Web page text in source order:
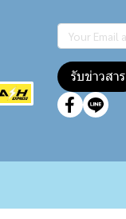
รับข่าวสาร